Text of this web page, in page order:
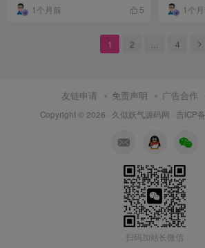
1个月前 5 1个
1 2 … 4
友链申请 免责声明 广告合作
Copyright © 2026 · 久似妖气源码网 · 吉ICP
扫码加站长微信